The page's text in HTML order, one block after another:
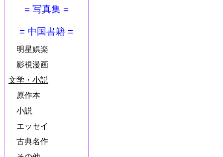
= 写真集 =
= 中国書籍 =
明星娯楽
影視漫画
文学・小説
原作本
小説
エッセイ
古典名作